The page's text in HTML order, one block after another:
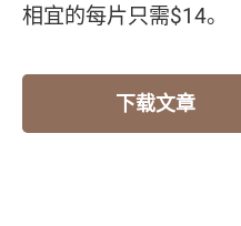
相宜的每片只需$14。
下载文章